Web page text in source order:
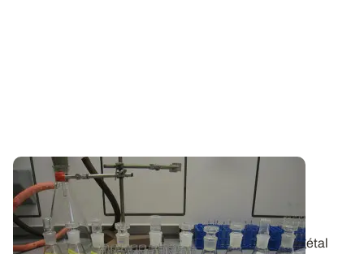
PROJET TERMINÉ
Analyses de végétaux
: le point sur les
différentes méthodes
Contrairement à l’analyse de terre, l’analyse de végétal